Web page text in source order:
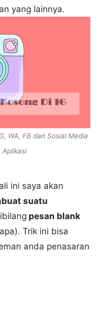
yang lainnya.
WA, FB dan Sosial Media
Aplikasi
ini saya akan
suatu
pesan blank
Trik ini bisa
anda penasaran